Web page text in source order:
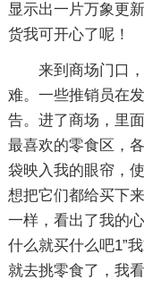
显示出一片万象更
货我可开心了呢！
来到商场门口
难。一些推销员在
告。进了商场，里
最喜欢的零食区，
袋映入我的眼帘，
想把它们都给买下
一样，看出了我的
什么就买什么吧1”
就去挑零食了，我